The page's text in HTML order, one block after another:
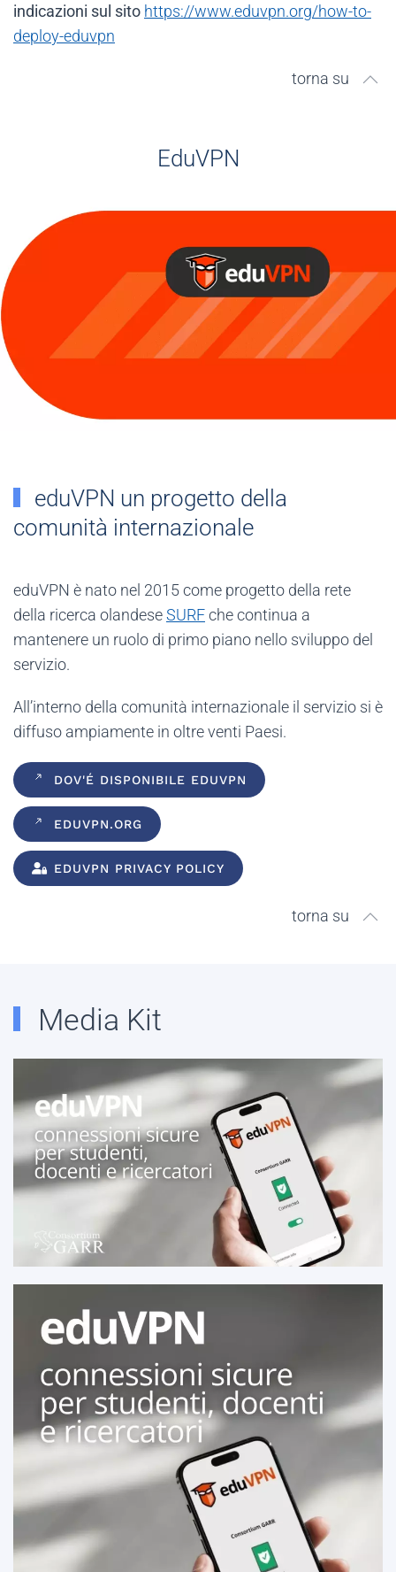
indicazioni sul sito https://www.eduvpn.org/how-to-
deploy-eduvpn
torna su
EduVPN
eduVPN un progetto della
comunità internazionale
eduVPN è nato nel 2015 come progetto della rete
della ricerca olandeseSURFche continua a
mantenere un ruolo di primo piano nello sviluppo del
servizio.
All’interno della comunità internazionale il servizio si è
diffuso ampiamente in oltre venti Paesi.
DOV'É DISPONIBILE EDUVPN
EDUVPN.ORG
EDUVPN PRIVACY POLICY
torna su
Media Kit
SCARICA
SCARICA